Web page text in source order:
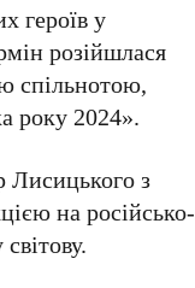
героїв у
розійшлася
спільнотою,
року 2024».
Лисицького з
на російсько-